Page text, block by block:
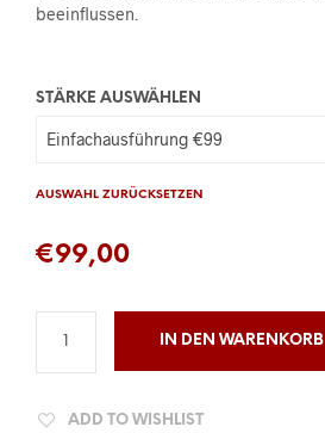
beeinflussen.
STÄRKE AUSWÄHLEN
AUSWAHL ZURÜCKSETZEN
€99,00
IN DEN WARENKORB
ADD TO WISHLIST